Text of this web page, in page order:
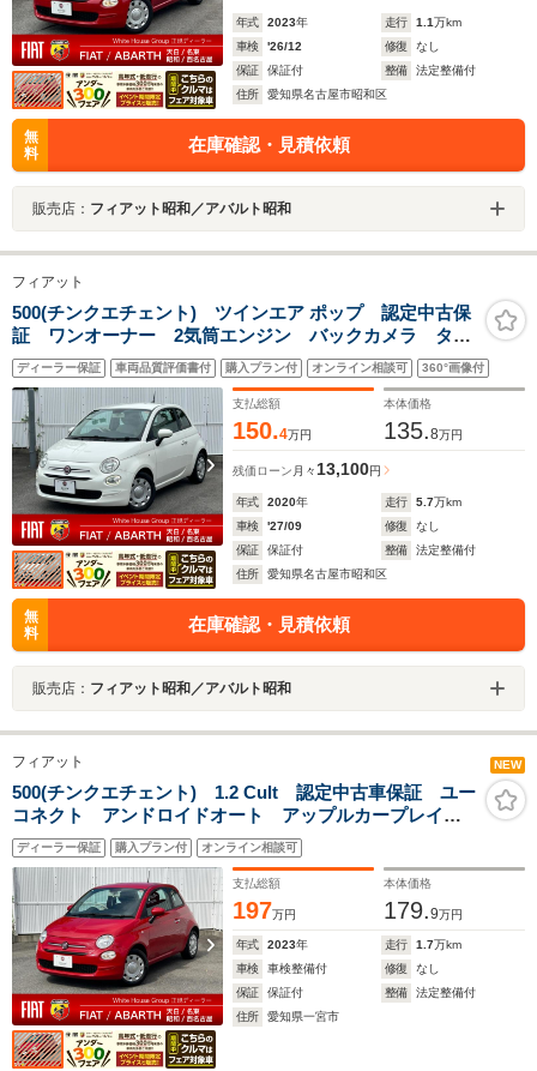
年式 2023年 走行 1.1万km
車検
'26/12 修復
なし
保証
保証付 整備
法定整備付
住所
愛知県名古屋市昭和区
無
料
在庫確認・見積依頼
販売店： フィアット昭和／アバルト昭和
フィアット
500(チンクエチェント) ツインエア ポップ 認定中古保
証 ワンオーナー 2気筒エンジン バックカメラ ター
ボ車 ユーコネクト 右ハンドルオートマ ETC 14イ
ンチタイヤ エアコン グレーシート ドリンクフォル
ダー
ディーラー保証 車両品質評価書付 購入プラン付 オンライン相談可 360°画像付
支払総額
150.4万円
本体価格
135.8万円
残価ローン 月々 13,100円
年式 2020年 走行 5.7万km
車検
'27/09 修復
なし
保証
保証付 整備
法定整備付
住所
愛知県名古屋市昭和区
無
料
在庫確認・見積依頼
販売店： フィアット昭和／アバルト昭和
フィアット NEW
500(チンクエチェント) 1.2 Cult 認定中古車保証 ユー
コネクト アンドロイドオート アップルカープレイ
1200ccエンジン 専用シート ETC 14インチタイヤ
USBポート
ディーラー保証 購入プラン付 オンライン相談可
支払総額
197万円
本体価格
179.9万円
年式 2023年 走行 1.7万km
車検
車検整備付 修復
なし
保証
保証付 整備
法定整備付
住所
愛知県一宮市